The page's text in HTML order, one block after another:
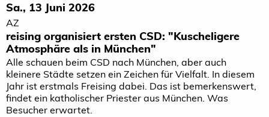
Sa., 13 Juni 2026
AZ
reising organisiert ersten CSD: "Kuscheligere
Atmosphäre als in München"
Alle schauen beim CSD nach München, aber auch
kleinere Städte setzen ein Zeichen für Vielfalt. In diesem
Jahr ist erstmals Freising dabei. Das ist bemerkenswert,
findet ein katholischer Priester aus München. Was
Besucher erwartet.